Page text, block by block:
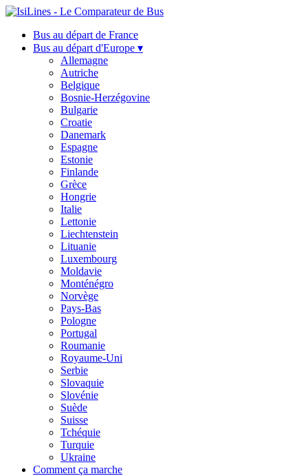
Bus au départ de France
Bus au départ d'Europe ▾
Allemagne
Autriche
Belgique
Bosnie-Herzégovine
Bulgarie
Croatie
Danemark
Espagne
Estonie
Finlande
Grèce
Hongrie
Italie
Lettonie
Liechtenstein
Lituanie
Luxembourg
Moldavie
Monténégro
Norvège
Pays-Bas
Pologne
Portugal
Roumanie
Royaume-Uni
Serbie
Slovaquie
Slovénie
Suède
Suisse
Tchéquie
Turquie
Ukraine
Comment ça marche